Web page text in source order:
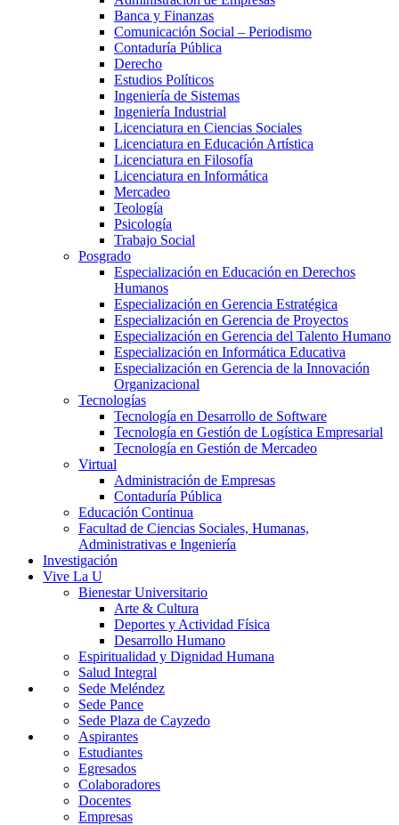
Banca y Finanzas
Comunicación Social – Periodismo
Contaduría Pública
Derecho
Estudios Políticos
Ingeniería de Sistemas
Ingeniería Industrial
Licenciatura en Ciencias Sociales
Licenciatura en Educación Artística
Licenciatura en Filosofía
Licenciatura en Informática
Mercadeo
Teología
Psicología
Trabajo Social
Posgrado
Especialización en Educación en Derechos
Humanos
Especialización en Gerencia Estratégica
Especialización en Gerencia de Proyectos
Especialización en Gerencia del Talento Humano
Especialización en Informática Educativa
Especialización en Gerencia de la Innovación
Organizacional
Tecnologías
Tecnología en Desarrollo de Software
Tecnología en Gestión de Logística Empresarial
Tecnología en Gestión de Mercadeo
Virtual
Administración de Empresas
Contaduría Pública
Educación Continua
Facultad de Ciencias Sociales, Humanas,
Administrativas e Ingeniería
Investigación
Vive La U
Bienestar Universitario
Arte & Cultura
Deportes y Actividad Física
Desarrollo Humano
Espiritualidad y Dignidad Humana
Salud Integral
Sede Meléndez
Sede Pance
Sede Plaza de Cayzedo
Aspirantes
Estudiantes
Egresados
Colaboradores
Docentes
Empresas